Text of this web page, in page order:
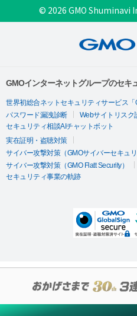
© 2026 GMO Shuminavi